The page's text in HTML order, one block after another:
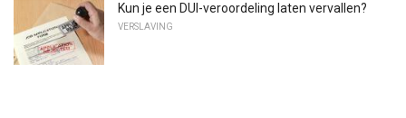
Kun je een DUI-veroordeling laten vervallen?
VERSLAVING